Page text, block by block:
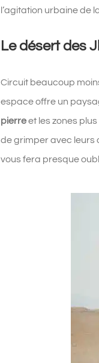
l’agitation urbaine de
Le désert des
Circuit beaucoup
espace offre un
pierreet les zones
de grimper avec leurs
vous fera presque